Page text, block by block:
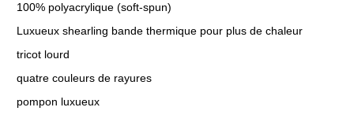
100% polyacrylique (soft-spun)
Luxueux shearling bande thermique pour plus de chaleur
tricot lourd
quatre couleurs de rayures
pompon luxueux